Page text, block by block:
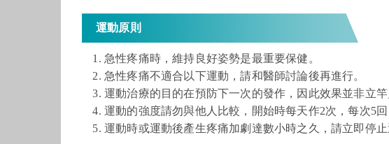
運動原則
急性疼痛時，維持良好姿勢是最重要保健。
急性疼痛不適合以下運動，請和醫師討論後再進行。
運動治療的目的在預防下一次的發作，因此效果並非立
運動的強度請勿與他人比較，開始時每天作2次，每次5回
運動時或運動後產生疼痛加劇達數小時之久，請立即停止